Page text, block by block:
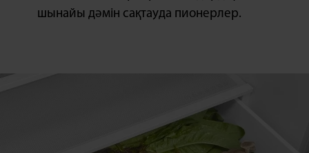
шынайы дәмін сақтауда пионерлер.